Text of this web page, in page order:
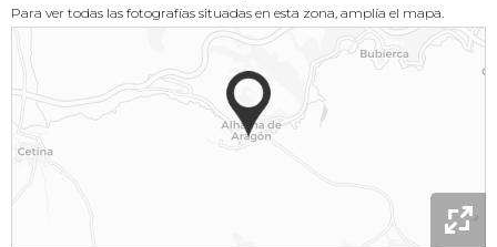
Para ver todas las fotografías situadas en esta zona, amplía el mapa.
